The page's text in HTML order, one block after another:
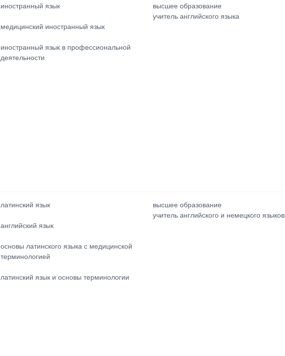
иностранный язык
медицинский иностранный язык
иностранный язык в профессиональной
деятельности
высшее образование
учитель английского языка
латинский язык
английский язык
основы латинского языка с медицинской
терминологией
латинский язык и основы терминологии
высшее образование
учитель английского и немецкого языков